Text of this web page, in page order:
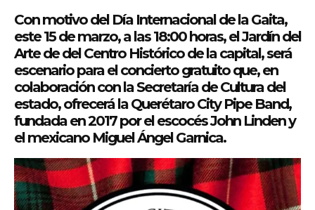
Con motivo del Día Internacional de la Gaita,
este 15 de marzo, a las 18:00 horas, el Jardín del
Arte de del Centro Histórico de la capital, será
escenario para el concierto gratuito que, en
colaboración con la Secretaría de Cultura del
estado, ofrecerá la Querétaro City Pipe Band,
fundada en 2017 por el escocés John Linden y
el mexicano Miguel Ángel Garnica.